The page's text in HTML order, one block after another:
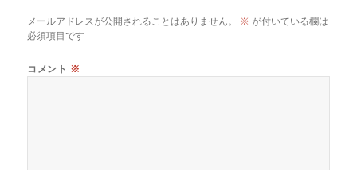
メールアドレスが公開されることはありません。 ※ が付いている欄は
必須項目です
コメント ※